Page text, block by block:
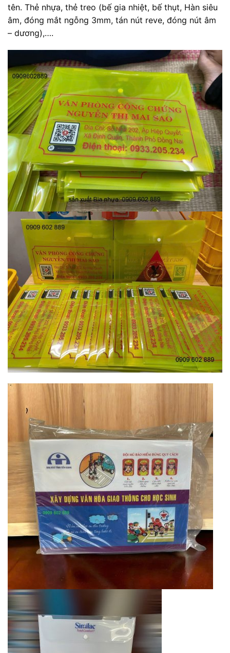
tên. Thẻ nhựa, thẻ treo (bế gia nhiệt, bế thụt, Hàn siêu
âm, đóng mắt ngỗng 3mm, tán nút reve, đóng nút âm
– dương),….